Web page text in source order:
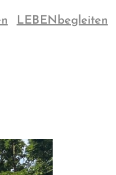
LEBENbegleiten